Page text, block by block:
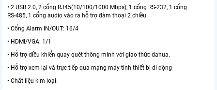
• 2 USB 2.0, 2 cổng RJ45(10/100/1000 Mbps), 1 cổng RS-232, 1 cổng
RS-485, 1 cổng audio vào ra hỗ trợ đàm thoại 2 chiều.
• Cổng Alarm IN/OUT: 16/4
• HDMI/VGA: 1/1
• Hỗ trợ điều khiển quay quét thông minh với giao thức dahua.
• Hỗ trợ xem lại và trực tiếp qua mạng máy tính thiết bị di động
• Chất liệu kim loại.